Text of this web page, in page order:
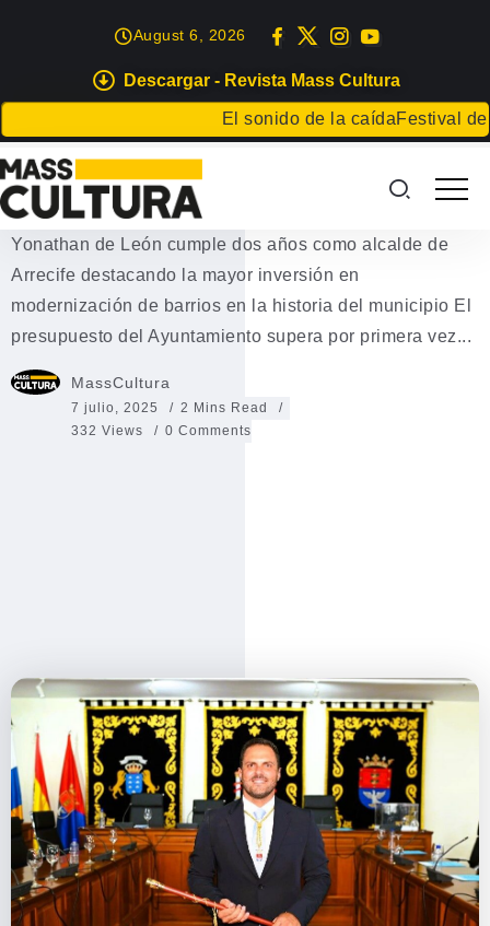
Descargar - Revista Mass Cultura
El sonido de la caídaFestival de
August 6, 2026
EVENTOS
El alcalde de Arrecife, Yonathan
de León
Yonathan de León cumple dos años como alcalde de
Arrecife destacando la mayor inversión en
modernización de barrios en la historia del municipio El
presupuesto del Ayuntamiento supera por primera vez...
MassCultura
7 julio, 2025
2 Mins Read
332 Views
0 Comments